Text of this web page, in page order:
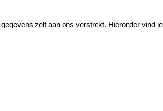
zelf aan ons verstrekt. Hieronder vind je